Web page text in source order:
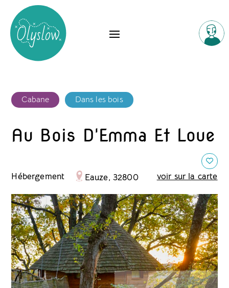
Cabane Dans les bois
Au Bois D'Emma Et Loue
Hébergement Eauze, 32800 voir sur la carte